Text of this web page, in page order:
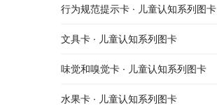
行为规范提示卡 · 儿童认知系列图卡
文具卡 · 儿童认知系列图卡
味觉和嗅觉卡 · 儿童认知系列图卡
水果卡 · 儿童认知系列图卡